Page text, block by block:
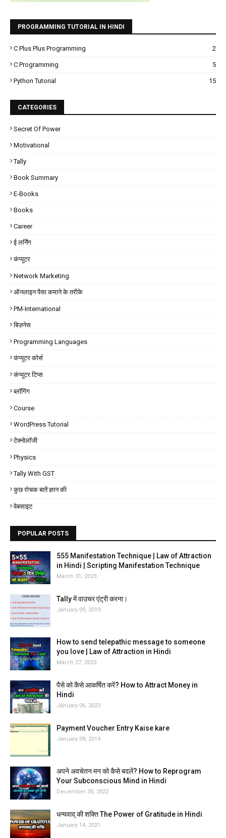
PROGRAMMING TUTORIAL IN HINDI
C Plus Plus Programming 2
C Programming 5
Python Tutorial 15
CATEGORIES
Secret Of Power
Motivational
Tally
Book Summary
E-Books
Books
Career
ई लर्निंग
कंप्यूटर
Network Marketing
ऑनलाइन पैसा कमाने के तरीके
PM-International
बिज़नेस
Programming Languages
कंप्यूटर कोर्स
कंप्यूटर टिप्स
ब्लॉगिंग
Course
WordPress Tutorial
टेक्नोलॉजी
Physics
Tally With GST
कुछ रोचक बातें ज्ञान की
वेबसाइट
POPULAR POSTS
555 Manifestation Technique | Law of Attraction
in Hindi | Scripting Manifestation Technique
March 31, 2023
Tally में वाउचर एंट्री करना।
January 09, 2019
How to send telepathic message to someone
you love | Law of Attraction in Hindi
March 27, 2023
पैसे को कैसे आकर्षित करें? How to Attract Money in
Hindi
January 06, 2023
Payment Voucher Entry Kaise kare
January 09, 2019
अपने अवचेतन मन को कैसे बदलें? How to Reprogram
Your Subconscious Mind in Hindi
December 30, 2022
धन्यवाद् की शक्ति The Power of Gratitude in Hindi
January 14, 2021